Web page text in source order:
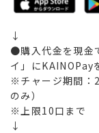
↓
●購入代金を現金
イ」にKAINOPay
※チャージ期間：
のみ）
※上限10口まで
↓